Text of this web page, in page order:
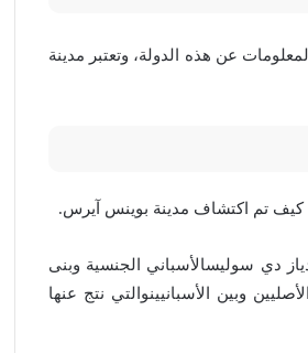
عن هذه الدولة، وتعتبر مدينة
كيف تم اكتشاف مدينة بوينس آيرس.
دي سوليسالأسباني الجنسية وبنى
وبين الأسبانيينوالتي نتج عنها